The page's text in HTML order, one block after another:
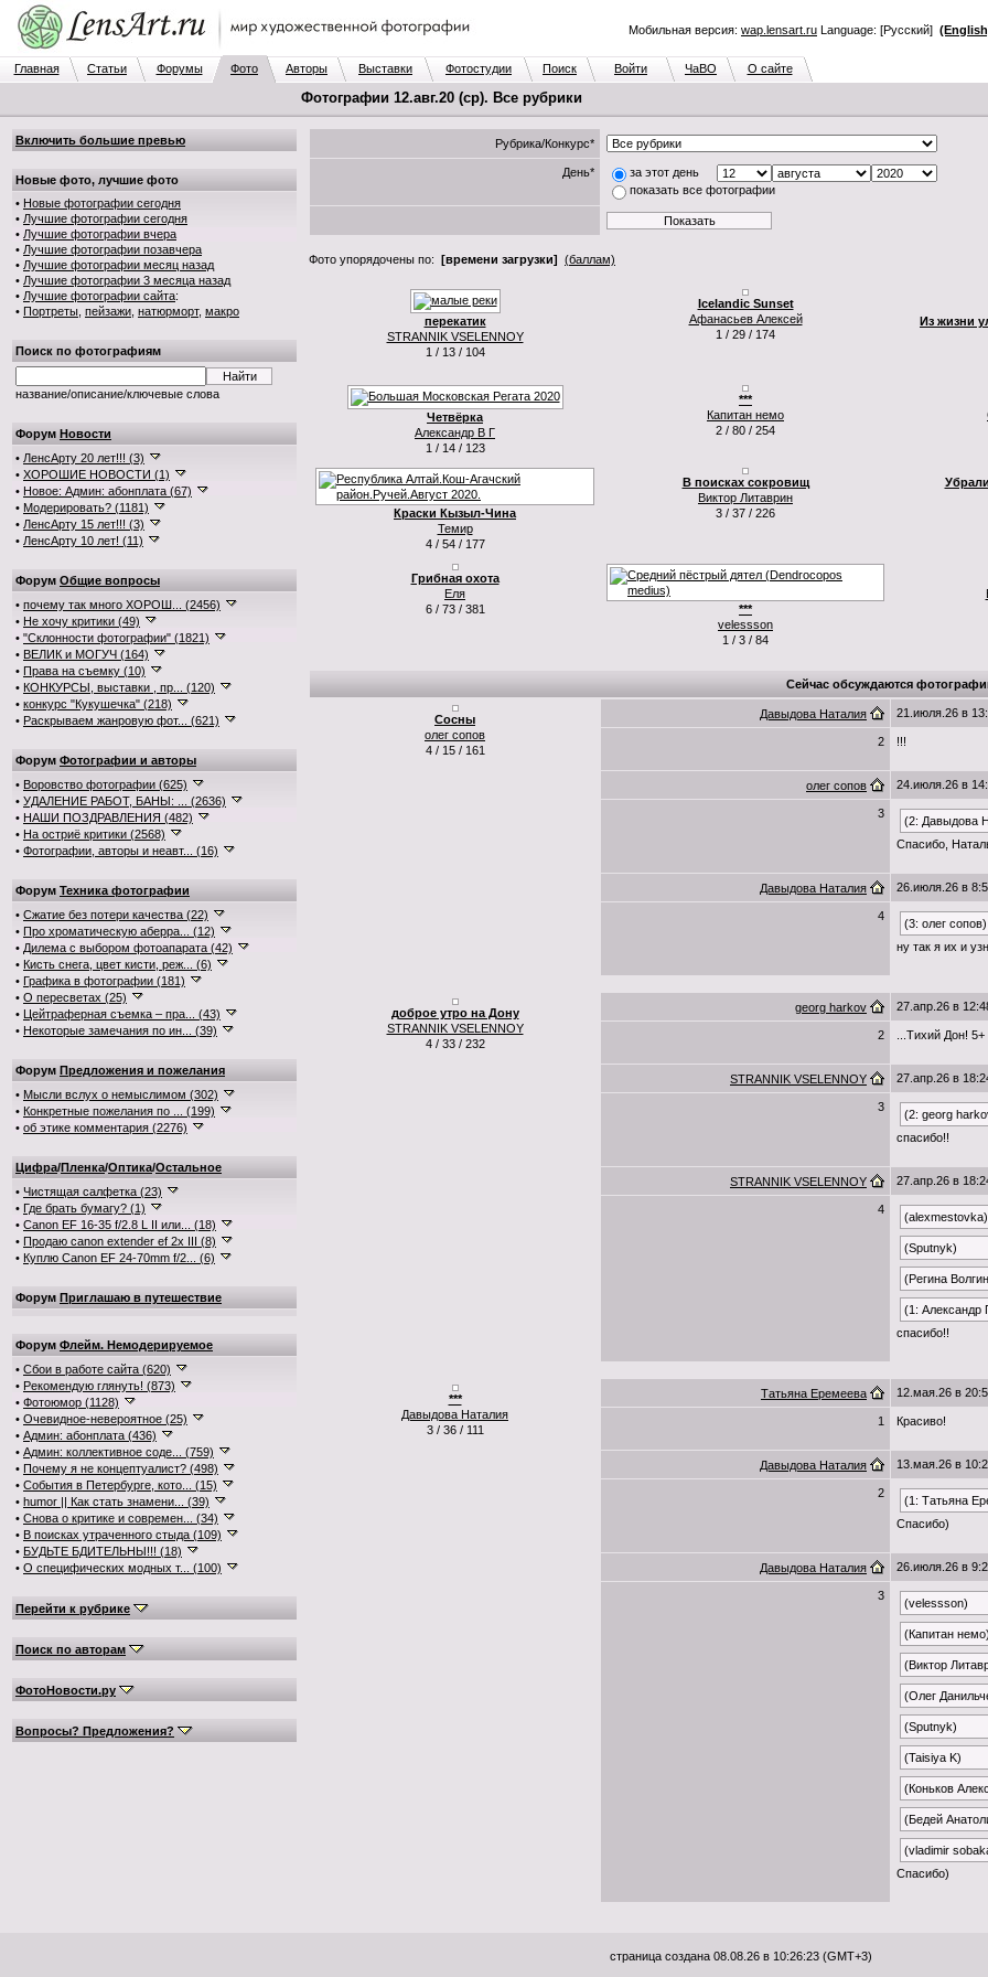
Мобильная версия: wap.lensart.ru Language: [Русский]
Главная Статьи Форумы Фото Авторы Выставки Фотостудии Поиск Войти ЧаВО О сайте
Фотографии 12.авг.20 (ср). Все рубрики
Включить большие превью
Новые фото, лучшие фото
• Новые фотографии сегодня
• Лучшие фотографии сегодня
• Лучшие фотографии вчера
• Лучшие фотографии позавчера
• Лучшие фотографии месяц назад
• Лучшие фотографии 3 месяца назад
• Лучшие фотографии сайта:
• Портреты пейзажи натюрморт, макро
Поиск по фотографиям
название/описание/ключевые слова
Форум Новости
• ЛенсАрту 20 лет!!! (3)
• ХОРОШИЕ НОВОСТИ (1)
• Новое: Админ: абонплата (67)
• Модерировать? (1181)
• ЛенсАрту 15 лет!!! (3)
• ЛенсАрту 10 лет! (11)
Форум Общие вопросы
• почему так много ХОРОШ... (2456)
• Не хочу критики (49)
• "Склонности фотографии" (1821)
• ВЕЛИК и МОГУЧ (164)
• Права на съемку (10)
• КОНКУРСЫ, выставки , пр... (120)
• конкурс "Кукушечка" (218)
• Раскрываем жанровую фот... (621)
Форум Фотографии и авторы
• Воровство фотографии (625)
• УДАЛЕНИЕ РАБОТ, БАНЫ: ... (2636)
• НАШИ ПОЗДРАВЛЕНИЯ (482)
• На остриё критики (2568)
• Фотографии, авторы и неавт... (16)
Форум Техника фотографии
• Сжатие без потери качества (22)
• Про хроматическую аберра... (12)
• Дилема с выбором фотоапарата (42)
• Кисть снега, цвет кисти, реж... (6)
• Графика в фотографии (181)
• О пересветах (25)
• Цейтраферная съемка – пра... (43)
• Некоторые замечания по ин... (39)
Форум Предложения и пожелания
• Мысли вслух о немыслимом (302)
• Конкретные пожелания по ... (199)
• об этике комментария (2276)
Цифра/Пленка/Оптика/Остальное
• Чистящая салфетка (23)
• Где брать бумагу? (1)
• Canon EF 16-35 f/2.8 L II или... (18)
• Продаю canon extender ef 2x III (8)
• Куплю Canon EF 24-70mm f/2... (6)
Форум Приглашаю в путешествие
Форум Флейм. Немодерируемое
• Сбои в работе сайта (620)
• Рекомендую глянуть! (873)
• Фотоюмор (1128)
• Очевидное-невероятное (25)
• Админ: абонплата (436)
• Админ: коллективное соде... (759)
• Почему я не концептуалист? (498)
• События в Петербурге, кото... (15)
• humor || Как стать знамени... (39)
• Снова о критике и современ... (34)
• В поисках утраченного стыда (109)
• БУДЬТЕ БДИТЕЛЬНЫ!!! (18)
• О специфических модных т... (100)
Перейти к рубрике
Поиск по авторам
ФотоНовости.ру
Вопросы? Предложения?
Рубрика/Конкурс*
День*
за этот день
показать все фотографии
Фото упорядочены по: [времени загрузки] (баллам)
перекатик
STRANNIK VSELENNOY
1 / 13 / 104
Icelandic Sunset
Афанасьев Алексей
1 / 29 / 174
Из жизни
Четвёрка
Александр В Г
1 / 14 / 123
***
Капитан немо
2 / 80 / 254
Краски Кызыл-Чина
Темир
4 / 54 / 177
В поисках сокровищ
Виктор Литаврин
3 / 37 / 226
Грибная охота
Еля
6 / 73 / 381
***
velessson
1 / 3 / 84
Сейчас обсуждаются
Сосны
олег сопов
4 / 15 / 161
Давыдова Наталия 21.июля.26 в
2 !!!
олег сопов 24.июля.26 в
3
(2: Давыдова
Спасибо,
Давыдова Наталия 26.июля.26 в
4
(3: олег сопов)
ну так я их и
доброе утро на Дону
STRANNIK VSELENNOY
4 / 33 / 232
georg harkov 27.апр.26 в
2 ...Тихий Дон! 5+
STRANNIK VSELENNOY 27.апр.26 в
3
(2: georg
спасибо!!
STRANNIK VSELENNOY 27.апр.26 в
4
(alexmestovka)
(Sputnyk)
(Регина
(1: Александр
спасибо!!
***
Давыдова Наталия
3 / 36 / 111
Татьяна Еремеева 12.мая.26 в
1 Красиво!
Давыдова Наталия 13.мая.26 в
2
(1: Татьяна
Спасибо)
Давыдова Наталия 26.июля.26 в
3
(velessson)
(Капитан немо)
(Виктор
(Олег
(Sputnyk)
(Taisiya K)
(Коньков
(Бедей
(vladimir
Спасибо)
страница создана 08.08.26 в 10:26:23 (GMT+3)